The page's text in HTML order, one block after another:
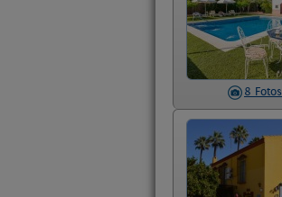
8 Fotos